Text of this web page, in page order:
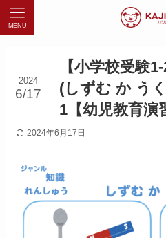
MENU
【小学校受験
(しずむ か う
1【幼児教育演
2024
6/17
2024年6月17日